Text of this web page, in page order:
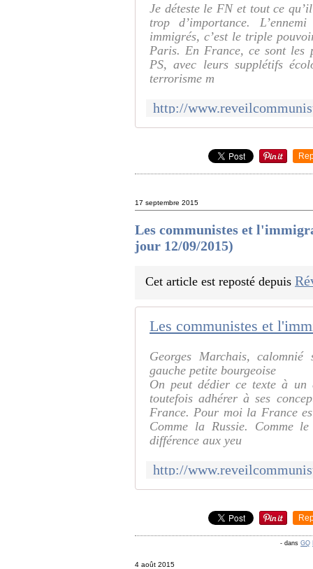
Je déteste le FN et tout ce
trop d’importance.
immigrés, c’est le triple
Paris. En France, ce sont les
PS, avec leurs supplétifs
terrorisme m
17 septembre 2015
Les communistes et
jour 12/09/2015)
Cet article est reposté depuis
Georges Marchais,
gauche petite bourgeoise
On peut dédier ce texte à un
toutefois adhérer à ses
France. Pour moi la France
Comme la Russie. Comme
différence aux yeu
- dansGQ
4 août 2015